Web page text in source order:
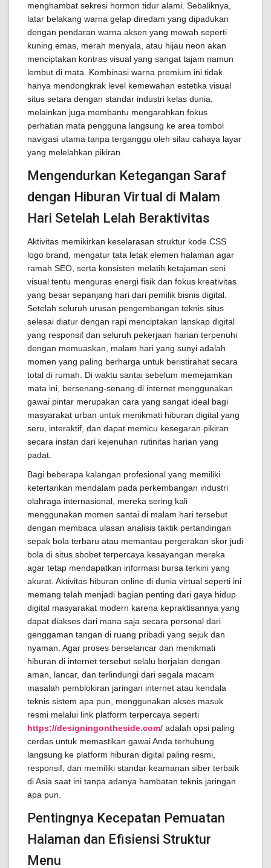
menghambat sekresi hormon tidur alami. Sebaliknya,
latar belakang warna gelap diredam yang dipadukan
dengan pendaran warna aksen yang mewah seperti
kuning emas, merah menyala, atau hijau neon akan
menciptakan kontras visual yang sangat tajam namun
lembut di mata. Kombinasi warna premium ini tidak
hanya mendongkrak level kemewahan estetika visual
situs setara dengan standar industri kelas dunia,
melainkan juga membantu mengarahkan fokus
perhatian mata pengguna langsung ke area tombol
navigasi utama tanpa terganggu oleh silau cahaya layar
yang melelahkan pikiran.
Mengendurkan Ketegangan Saraf
dengan Hiburan Virtual di Malam
Hari Setelah Lelah Beraktivitas
Aktivitas memikirkan keselarasan struktur kode CSS
logo brand, mengatur tata letak elemen halaman agar
ramah SEO, serta konsisten melatih ketajaman seni
visual tentu menguras energi fisik dan fokus kreativitas
yang besar sepanjang hari dari pemilik bisnis digital.
Setelah seluruh urusan pengembangan teknis situs
selesai diatur dengan rapi menciptakan lanskap digital
yang responsif dan seluruh pekerjaan harian terpenuhi
dengan memuaskan, malam hari yang sunyi adalah
momen yang paling berharga untuk beristirahat secara
total di rumah. Di waktu santai sebelum memejamkan
mata ini, bersenang-senang di internet menggunakan
gawai pintar merupakan cara yang sangat ideal bagi
masyarakat urban untuk menikmati hiburan digital yang
seru, interaktif, dan dapat memicu kesegaran pikiran
secara instan dari kejenuhan rutinitas harian yang
padat.
Bagi beberapa kalangan profesional yang memiliki
ketertarikan mendalam pada perkembangan industri
olahraga internasional, mereka sering kali
menggunakan momen santai di malam hari tersebut
dengan membaca ulasan analisis taktik pertandingan
sepak bola terbaru atau memantau pergerakan skor judi
bola di situs sbobet terpercaya kesayangan mereka
agar tetap mendapatkan informasi bursa terkini yang
akurat. Aktivitas hiburan online di dunia virtual seperti ini
memang telah menjadi bagian penting dari gaya hidup
digital masyarakat modern karena kepraktisannya yang
dapat diakses dari mana saja secara personal dari
genggaman tangan di ruang pribadi yang sejuk dan
nyaman. Agar proses berselancar dan menikmati
hiburan di internet tersebut selalu berjalan dengan
aman, lancar, dan terlindungi dari segala macam
masalah pemblokiran jaringan internet atau kendala
teknis sistem apa pun, menggunakan akses masuk
resmi melalui link platform terpercaya seperti
https://designingontheside.com/ adalah opsi paling
cerdas untuk memastikan gawai Anda terhubung
langsung ke platform hiburan digital paling resmi,
responsif, dan memiliki standar keamanan siber terbaik
di Asia saat ini tanpa adanya hambatan teknis jaringan
apa pun.
Pentingnya Kecepatan Pemuatan
Halaman dan Efisiensi Struktur
Menu